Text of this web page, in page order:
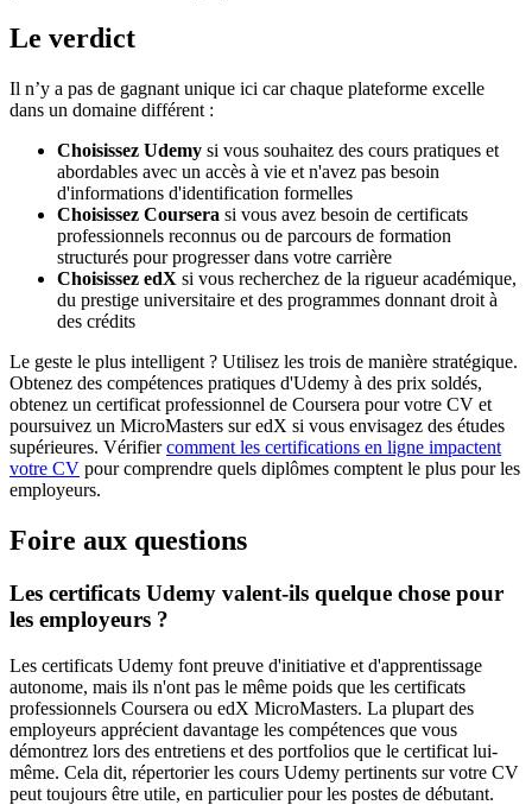
Le verdict
Il n’y a pas de gagnant unique ici car chaque plateforme excelle
dans un domaine différent :
Choisissez Udemy si vous souhaitez des cours pratiques et
abordables avec un accès à vie et n'avez pas besoin
d'informations d'identification formelles
Choisissez Coursera si vous avez besoin de certificats
professionnels reconnus ou de parcours de formation
structurés pour progresser dans votre carrière
Choisissez edX si vous recherchez de la rigueur académique,
du prestige universitaire et des programmes donnant droit à
des crédits
Le geste le plus intelligent ? Utilisez les trois de manière stratégique.
Obtenez des compétences pratiques d'Udemy à des prix soldés,
obtenez un certificat professionnel de Coursera pour votre CV et
poursuivez un MicroMasters sur edX si vous envisagez des études
supérieures. Vérifiercomment les certifications en ligne impactent
votre CV pour comprendre quels diplômes comptent le plus pour les
employeurs.
Foire aux questions
Les certificats Udemy valent-ils quelque chose pour
les employeurs ?
Les certificats Udemy font preuve d'initiative et d'apprentissage
autonome, mais ils n'ont pas le même poids que les certificats
professionnels Coursera ou edX MicroMasters. La plupart des
employeurs apprécient davantage les compétences que vous
démontrez lors des entretiens et des portfolios que le certificat lui-
même. Cela dit, répertorier les cours Udemy pertinents sur votre CV
peut toujours être utile, en particulier pour les postes de débutant.